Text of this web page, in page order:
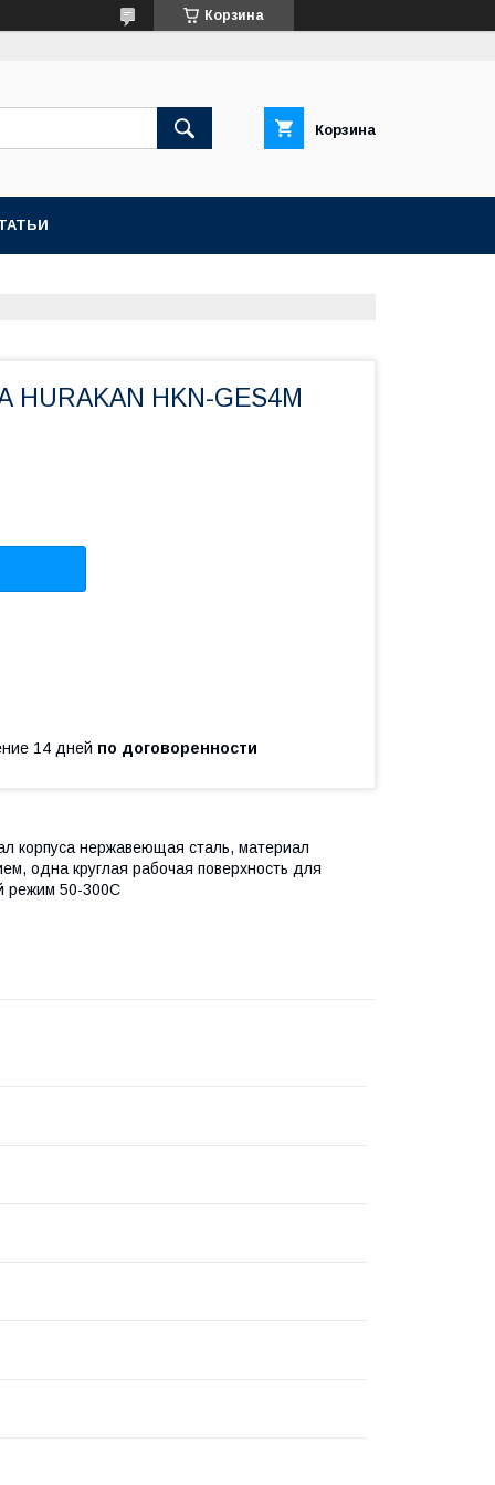
Корзина
Корзина
HKN-GES4M
14 дней по договоренности
корпуса нержавеющая сталь, материал
одна круглая рабочая поверхность для
режим 50-300C